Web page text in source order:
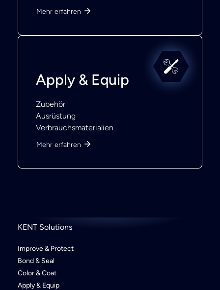
Mehr erfahren
Apply & Equip
Zubehör
Ausrüstung
Verbrauchsmaterialien
Mehr erfahren
KENT Solutions
Improve & Protect
Bond & Seal
Color & Coat
Apply & Equip